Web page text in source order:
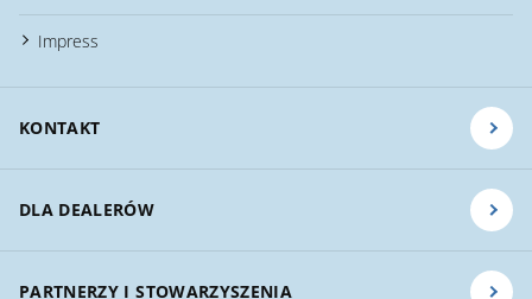
Impress
KONTAKT
DLA DEALERÓW
PARTNERZY I STOWARZYSZENIA